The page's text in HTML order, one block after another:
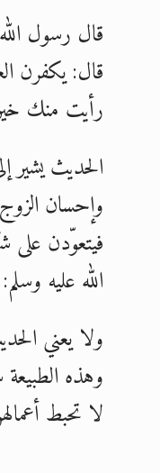
قال رسول
قال: يكفرن
رأيت منك
الحديث يشير
وإحسان
فيتعوّدن على
الله عليه
ولا يعني
وهذه
لا تحبط